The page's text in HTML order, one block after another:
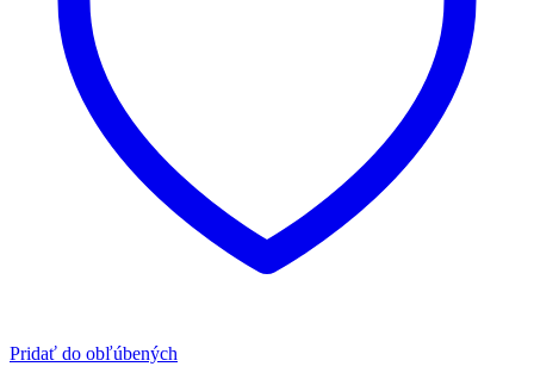
Pridať do obľúbených